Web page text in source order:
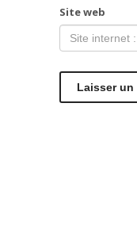
Site web